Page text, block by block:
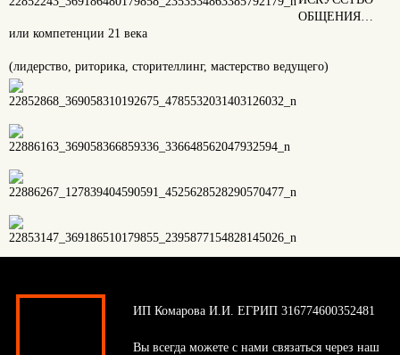
ОБЩЕНИЯ…
или компетенции 21 века
(лидерство, риторика, сторителлинг, мастерство ведущего)
ИП Комарова И.И. ЕГРИП 316774600352481
Вы всегда можете с нами связаться через наш